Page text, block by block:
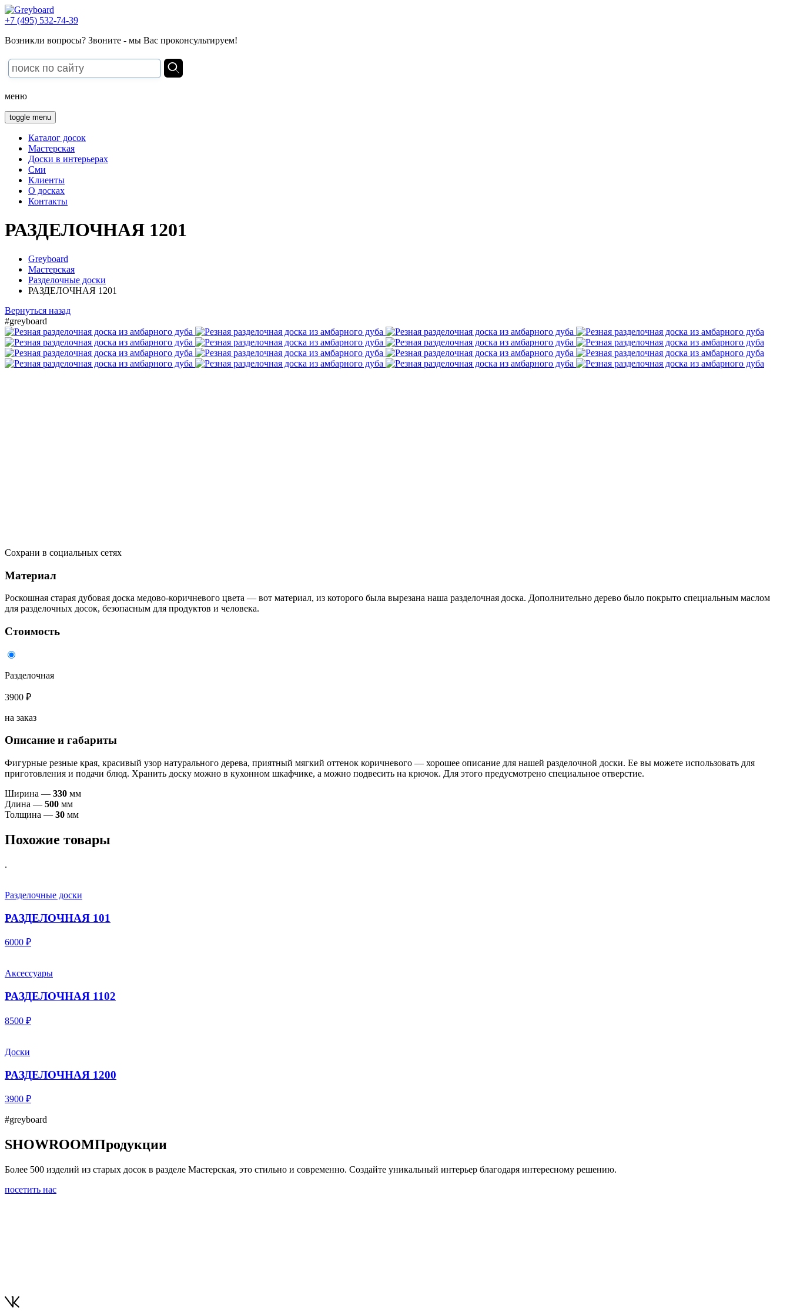
+7 (495) 532-74-39
Возникли вопросы? Звоните - мы Вас проконсультируем!
меню
toggle menu
Каталог досок
Мастерская
Доски в интерьерах
Сми
Клиенты
О досках
Контакты
РАЗДЕЛОЧНАЯ 1201
Greyboard
Мастерская
Разделочные доски
РАЗДЕЛОЧНАЯ 1201
Вернуться назад
#greyboard
Сохрани в социальных сетях
Материал
Роскошная старая дубовая доска медово-коричневого цвета — вот материал, из которого была вырезана наша разделочная доска. Дополнительно дерево было покрыто специальным маслом
для разделочных досок, безопасным для продуктов и человека.
Стоимость
Разделочная
3900 ₽
на заказ
Описание и габариты
Фигурные резные края, красивый узор натурального дерева, приятный мягкий оттенок коричневого — хорошее описание для нашей разделочной доски. Ее вы можете использовать для
приготовления и подачи блюд. Хранить доску можно в кухонном шкафчике, а можно подвесить на крючок. Для этого предусмотрено специальное отверстие.
Ширина — 330 мм
Длина — 500 мм
Толщина — 30 мм
Похожие товары
.
Разделочные доски
РАЗДЕЛОЧНАЯ 101
6000 ₽
Аксессуары
РАЗДЕЛОЧНАЯ 1102
8500 ₽
Доски
РАЗДЕЛОЧНАЯ 1200
3900 ₽
#greyboard
SHOWROOMПродукции
Более 500 изделий из старых досок в разделе Мастерская, это стильно и современно. Создайте уникальный интерьер благодаря интересному решению.
посетить нас